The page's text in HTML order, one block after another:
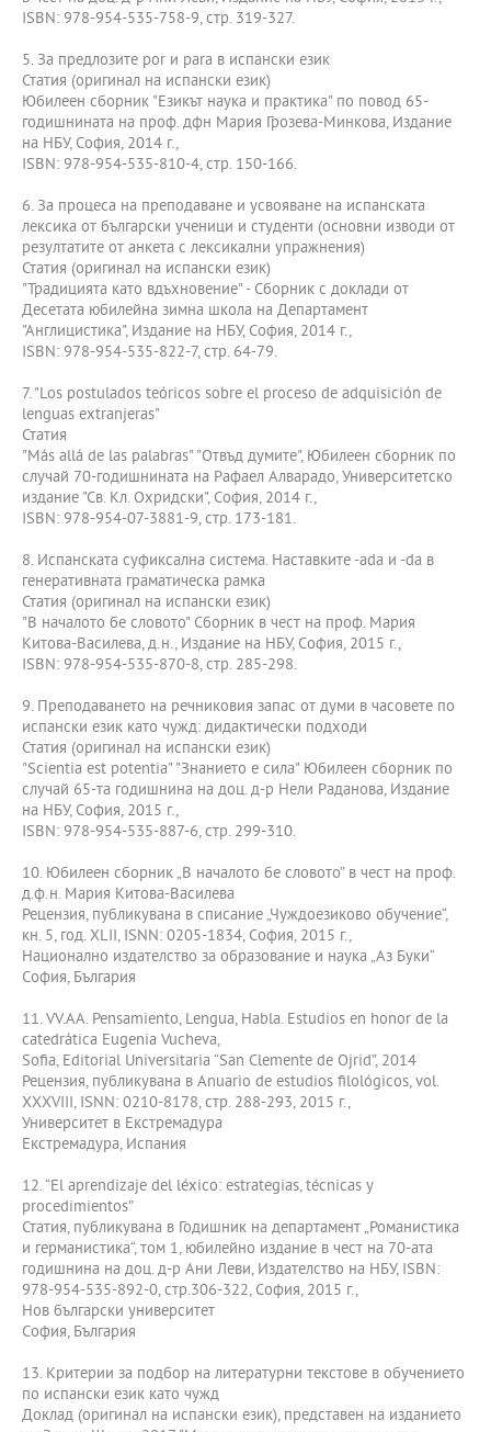
ISBN: 978-954-535-758-9, стр. 319-327.
5. За предлозите por и para в испански език
Статия (оригинал на испански език)
Юбилеен сборник "Езикът наука и практика" по повод 65-
годишнината на проф. дфн Мария Грозева-Минкова, Издание
на НБУ, София, 2014 г.,
ISBN: 978-954-535-810-4, стр. 150-166.
6. За процеса на преподаване и усвояване на испанската
лексика от български ученици и студенти (основни изводи от
резултатите от анкета с лексикални упражнения)
Статия (оригинал на испански език)
"Традицията като вдъхновение" - Сборник с доклади от
Десетата юбилейна зимна школа на Департамент
"Англицистика", Издание на НБУ, София, 2014 г.,
ISBN: 978-954-535-822-7, стр. 64-79.
7. "Los postulados teóricos sobre el proceso de adquisición de
lenguas extranjeras"
Статия
"Мás allá de las palabras" "Отвъд думите", Юбилеен сборник по
случай 70-годишнината на Рафаел Алварадо, Университетско
издание "Св. Кл. Охридски", София, 2014 г.,
ISBN: 978-954-07-3881-9, стр. 173-181.
8. Испанската суфиксална система. Наставките -ada и -da в
генеративната граматическа рамка
Статия (оригинал на испански език)
"В началото бе словото" Сборник в чест на проф. Мария
Китова-Василева, д.н., Издание на НБУ, София, 2015 г.,
ISBN: 978-954-535-870-8, стр. 285-298.
9. Преподаването на речниковия запас от думи в часовете по
испански език като чужд: дидактически подходи
Статия (оригинал на испански език)
"Scientia est potentia" "Знанието е сила" Юбилеен сборник по
случай 65-та годишнина на доц. д-р Нели Раданова, Издание
на НБУ, София, 2015 г.,
ISBN: 978-954-535-887-6, стр. 299-310.
10. Юбилеен сборник „В началото бе словото” в чест на проф.
д.ф.н. Мария Китова-Василева
Рецензия, публикувана в списание „Чуждоезиково обучение“,
кн. 5, год. XLII, ISNN: 0205-1834, София, 2015 г.,
Национално издателство за образование и наука „Аз Буки“
София, България
11. VV.AA. Pensamiento, Lengua, Habla. Estudios en honor de la
catedrática Eugenia Vucheva,
Sofia, Editorial Universitaria “San Clemente de Ojrid”, 2014
Рецензия, публикувана в Anuario de estudios filológicos, vol.
XXXVIII, ISNN: 0210-8178, стр. 288-293, 2015 г.,
Университет в Екстремадура
Екстремадура, Испания
12. “El aprendizaje del léxico: estrategias, técnicas y
procedimientos”
Статия, публикувана в Годишник на департамент „Романистика
и германистика“, том 1, юбилейно издание в чест на 70-ата
годишнина на доц. д-р Ани Леви, Издателство на НБУ, ISBN:
978-954-535-892-0, стр.306-322, София, 2015 г.,
Нов български университет
София, България
13. Критерии за подбор на литературни текстове в обучението
по испански език като чужд
Доклад (оригинал на испански език), представен на изданието